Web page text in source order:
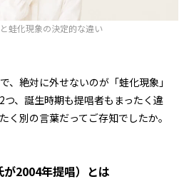
蛙化現象の決定的な違い
、絶対に外せないのが「蛙化現象」
つ、誕生時期も提唱者もまったく違
く別の言葉だってご存知でしたか。
2004年提唱）とは